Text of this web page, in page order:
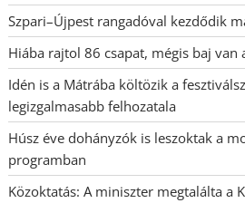
Szpari–Újpest rangadóval kezdődik
Hiába rajtol 86 csapat, mégis baj van
Idén is a Mátrába költözik a
legizgalmasabb felhozatala
Húsz éve dohányzók is leszoktak a
programban
Közoktatás: A miniszter megtalálta a